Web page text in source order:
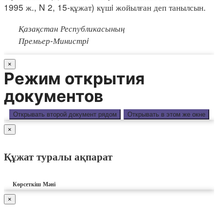
1995 ж., N 2, 15-құжат) күшi жойылған деп танылсын.
Қазақстан Республикасының
Премьер-Министрi
×
Режим открытия
документов
Открывать второй документ рядом Открывать в этом же окне
×
Құжат туралы ақпарат
Көрсеткіш Мәні
×